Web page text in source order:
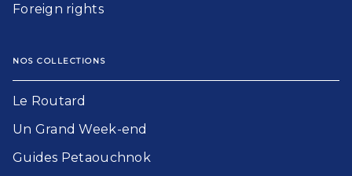
Foreign rights
NOS COLLECTIONS
Le Routard​
Un Grand Week-end​
Guides Petaouchnok​